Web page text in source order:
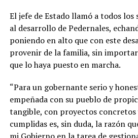
El jefe de Estado llamó a todos
al desarrollo de Pedernales,
poniendo en alto que con este
provenir de la familia, sin importar
que lo haya puesto en marcha.
“Para un gobernante serio y
empeñada con su pueblo de
tangible, con proyectos concretos
cumplidas es, sin duda, la razón